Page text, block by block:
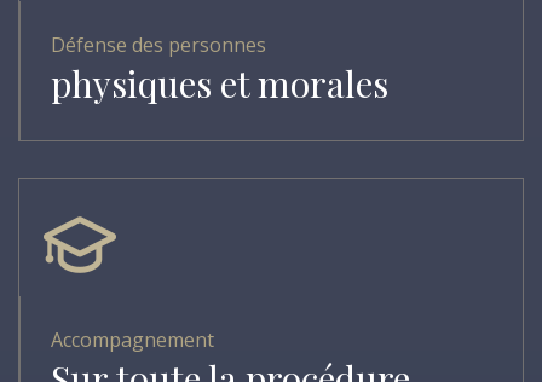
Défense des personnes
physiques et morales
Accompagnement